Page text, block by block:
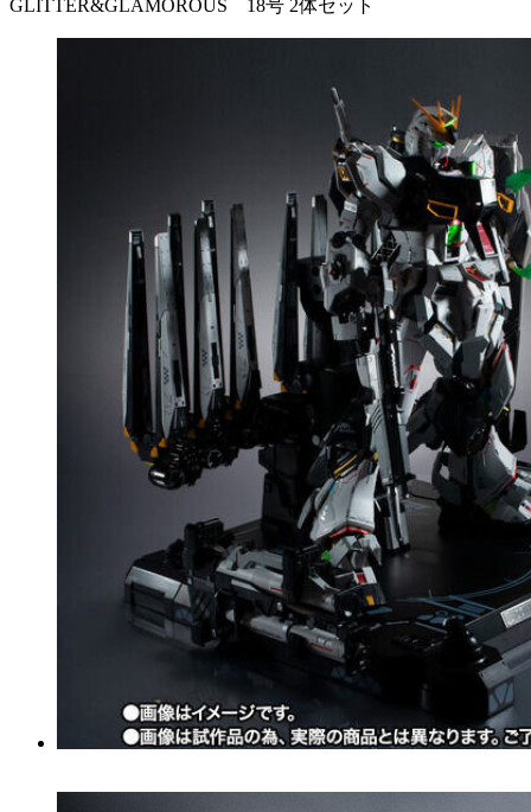
GLITTER&GLAMOROUS 18号 2体セット